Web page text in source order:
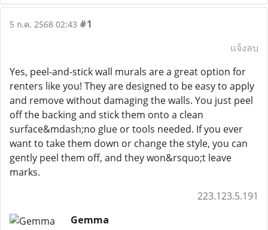
5 ก.ค. 2568 02:43 #1
แจ้งลบ
Yes, peel-and-stick wall murals are a great option for
renters like you! They are designed to be easy to apply
and remove without damaging the walls. You just peel
off the backing and stick them onto a clean
surface&mdash;no glue or tools needed. If you ever
want to take them down or change the style, you can
gently peel them off, and they won&rsquo;t leave
marks.
223.123.5.191
Gemma